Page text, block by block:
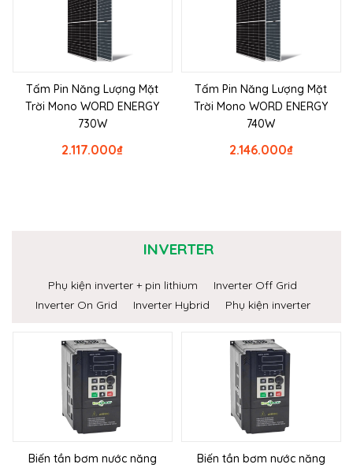
Tấm Pin Năng Lượng Mặt
Trời Mono WORD ENERGY
730W
₫
2.117.000
Tấm Pin Năng Lượng Mặt
Trời Mono WORD ENERGY
740W
₫
2.146.000
INVERTER
Phụ kiện inverter + pin lithium
Inverter Off Grid
Inverter On Grid
Inverter Hybrid Phụ kiện inverter
Biến tần bơm nước năng
Biến tần bơm nước năng